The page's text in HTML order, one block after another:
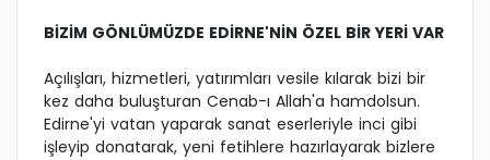
BİZİM GÖNLÜMÜZDE EDİRNE'NİN ÖZEL BİR YERİ VAR
Açılışları, hizmetleri, yatırımları vesile kılarak bizi bir
kez daha buluşturan Cenab-ı Allah'a hamdolsun.
Edirne'yi vatan yaparak sanat eserleriyle inci gibi
işleyip donatarak, yeni fetihlere hazırlayarak bizlere